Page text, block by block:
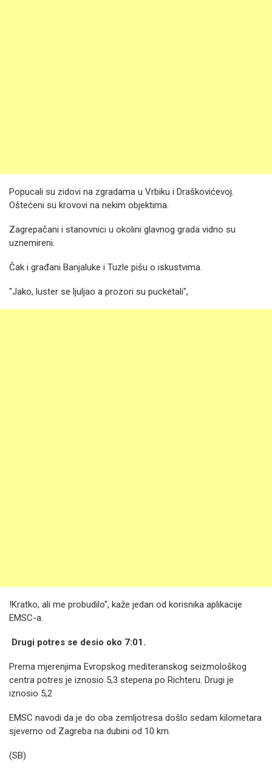
Popucali su zidovi na zgradama u Vrbiku i Draškovićevoj.
Oštećeni su krovovi na nekim objektima.
Zagrepačani i stanovnici u okolini glavnog grada vidno su
uznemireni.
Čak i građani Banjaluke i Tuzle pišu o iskustvima.
"Jako, luster se ljuljao a prozori su pucketali",
!Kratko, ali me probudilo", kaže jedan od korisnika aplikacije
EMSC-a.
Drugi potres se desio oko 7:01.
Prema mjerenjima Evropskog mediteranskog seizmološkog
centra potres je iznosio 5,3 stepena po Richteru. Drugi je
iznosio 5,2
EMSC navodi da je do oba zemljotresa došlo sedam kilometara
sjeverno od Zagreba na dubini od 10 km.
(SB)